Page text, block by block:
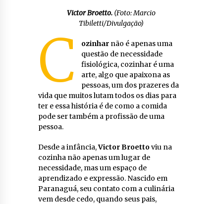
Victor Broetto.(Foto: Marcio
Tibiletti/Divulgação)
C ozinhar não é apenas uma
questão de necessidade
fisiológica, cozinhar é uma
arte, algo que apaixona as
pessoas, um dos prazeres da
vida que muitos lutam todos os dias para
ter e essa história é de como a comida
pode ser também a profissão de uma
pessoa.
Desde a infância,Victor Broettoviu na
cozinha não apenas um lugar de
necessidade, mas um espaço de
aprendizado e expressão. Nascido em
Paranaguá, seu contato com a culinária
vem desde cedo, quando seus pais,